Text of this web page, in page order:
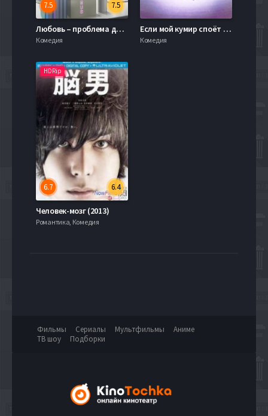
7.5
7.5
Любовь – проблема для отаку / Так сложно любить отаку (2018)
Комедия
Если мой кумир споёт на Будокане, то я умру от счастья (2020)
Комедия
HDRip
6.4
6.7
Человек-мозг (2013)
Романтика, Комедия
Фильмы Сериалы Мультфильмы
Аниме
ТВ шоу
Подборки